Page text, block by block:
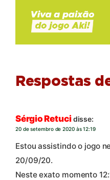
Respostas
Sérgio Retucidisse:
20 de setembro de 2020 às 12:19
Estou assistindo o jogo
20/09/20.
Neste exato momento